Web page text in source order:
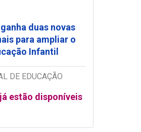
duas novas
para ampliar o
Infantil
DE EDUCAÇÃO
estão disponíveis